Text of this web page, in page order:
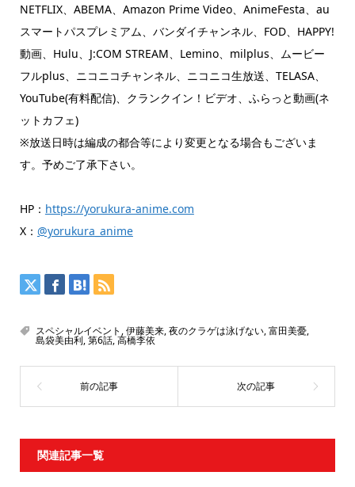
NETFLIX、ABEMA、Amazon Prime Video、AnimeFesta、au
スマートパスプレミアム、バンダイチャンネル、FOD、HAPPY!
動画、Hulu、J:COM STREAM、Lemino、milplus、ムービー
フルplus、ニコニコチャンネル、ニコニコ生放送、TELASA、
YouTube(有料配信)、クランクイン！ビデオ、ふらっと動画(ネ
ットカフェ)
※放送日時は編成の都合等により変更となる場合もございま
す。予めご了承下さい。
HP： https://yorukura-anime.com
X： @yorukura_anime
スペシャルイベント ,伊藤美来,夜のクラゲは泳げない,富田美憂,
島袋美由利,第6話,高橋李依
関連記事一覧